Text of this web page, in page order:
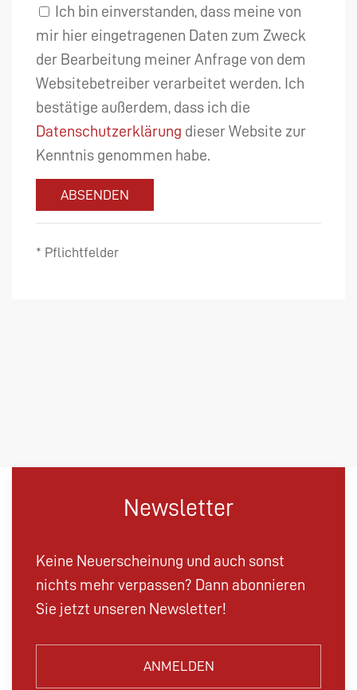
Ich bin einverstanden, dass meine von
mir hier eingetragenen Daten zum Zweck
der Bearbeitung meiner Anfrage von dem
Websitebetreiber verarbeitet werden. Ich
bestätige außerdem, dass ich die
Datenschutzerklärung dieser Website zur
Kenntnis genommen habe.
ABSENDEN
* Pflichtfelder
Newsletter
Keine Neuerscheinung und auch sonst
nichts mehr verpassen? Dann abonnieren
Sie jetzt unseren Newsletter!
ANMELDEN